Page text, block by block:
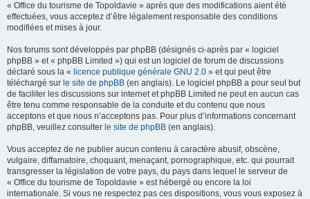
« Office du tourisme de Topoldavie » après que des modifications aient été
effectuées, vous acceptez d’être légalement responsable des conditions
modifiées et mises à jour.
Nos forums sont développés par phpBB (désignés ci-après par « logiciel
phpBB » et « phpBB Limited ») qui est un logiciel de forum de discussions
déclaré sous la « licence publique générale GNU 2.0 » et qui peut être
téléchargé sur le site de phpBB (en anglais). Le logiciel phpBB a pour seul but
de faciliter les discussions sur internet et phpBB Limited ne peut en aucun cas
être tenu comme responsable de la conduite et du contenu que nous
acceptons et que nous n’acceptons pas. Pour plus d’informations concernant
phpBB, veuillez consulter le site de phpBB (en anglais).
Vous acceptez de ne publier aucun contenu à caractère abusif, obscène,
vulgaire, diffamatoire, choquant, menaçant, pornographique, etc. qui pourrait
transgresser la législation de votre pays, du pays dans lequel le serveur de
« Office du tourisme de Topoldavie » est hébergé ou encore la loi
internationale. Si vous ne respectez pas ces dispositions, vous vous exposez à